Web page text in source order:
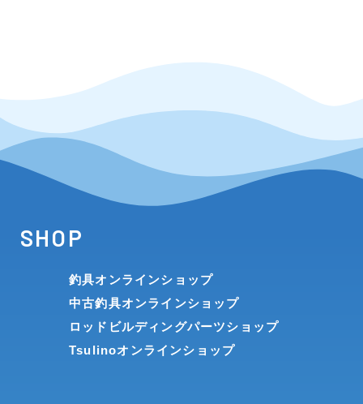
SHOP
釣具オンラインショップ
中古釣具オンラインショップ
ロッドビルディングパーツショップ
Tsulinoオンラインショップ